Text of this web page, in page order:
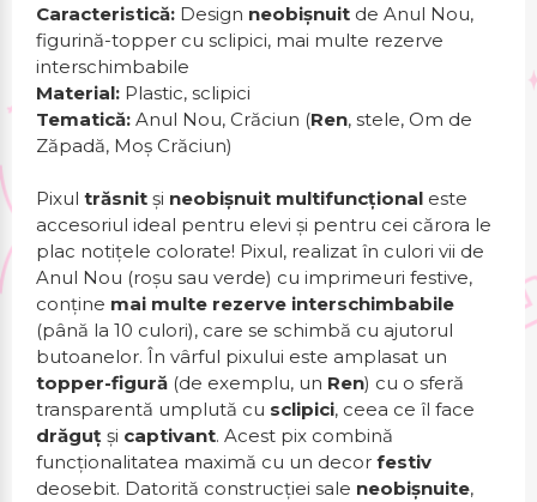
Caracteristică: Design neobișnuit de Anul Nou,
figurină-topper cu sclipici, mai multe rezerve
interschimbabile
Material: Plastic, sclipici
Tematică: Anul Nou, Crăciun (Ren, stele, Om de
Zăpadă, Moș Crăciun)
Pixul trăsnit și neobișnuit multifuncțional este
accesoriul ideal pentru elevi și pentru cei cărora le
plac notițele colorate! Pixul, realizat în culori vii de
Anul Nou (roșu sau verde) cu imprimeuri festive,
conține mai multe rezerve interschimbabile
(până la 10 culori), care se schimbă cu ajutorul
butoanelor. În vârful pixului este amplasat un
topper-figură (de exemplu, un Ren) cu o sferă
transparentă umplută cu sclipici, ceea ce îl face
drăguț și captivant. Acest pix combină
funcționalitatea maximă cu un decor festiv
deosebit. Datorită construcției sale neobișnuite,